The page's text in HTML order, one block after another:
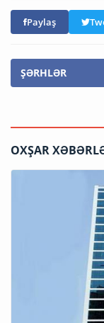
Paylaş
ŞƏRHLƏR
OXŞAR